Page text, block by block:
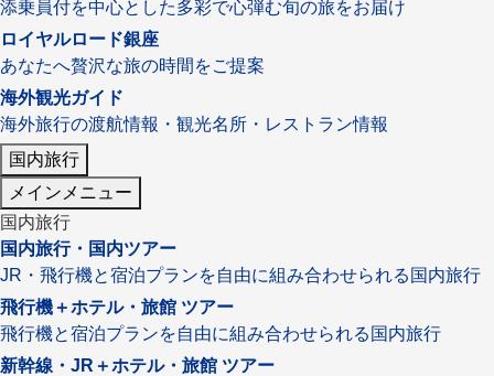
添乗員付を中心とした多彩で心弾む旬の旅をお届け
ロイヤルロード銀座
あなたへ贅沢な旅の時間をご提案
海外観光ガイド
海外旅行の渡航情報・観光名所・レストラン情報
国内旅行
メインメニュー
国内旅行
国内旅行・国内ツアー
JR・飛行機と宿泊プランを自由に組み合わせられる国内旅行
飛行機＋ホテル・旅館 ツアー
飛行機と宿泊プランを自由に組み合わせられる国内旅行
新幹線・JR＋ホテル・旅館 ツアー
ハイキング・トレッキング
専任ガイド・講師同行の旅
1名様からの旅
ラ・プルミエール（エールフランス
航空）